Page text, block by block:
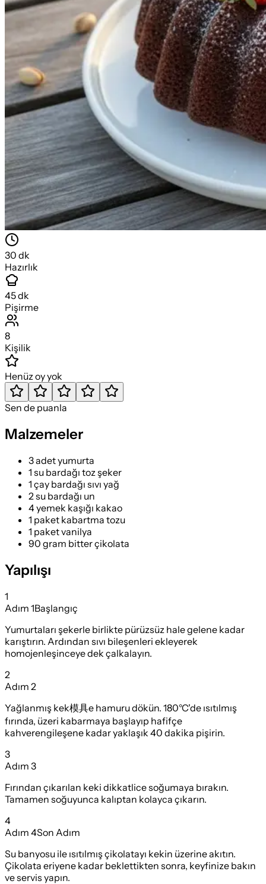
30 dk
Hazırlık
45dk
Pişirme
8
Kişilik
Henüz oy yok
Sen de puanla
Malzemeler
3 adet yumurta
1 su bardağı toz şeker
1 çay bardağı sıvı yağ
2 su bardağı un
4 yemek kaşığı kakao
1 paket kabartma tozu
1 paket vanilya
90 gram bitter çikolata
Yapılışı
1
Adım 1Başlangıç
Yumurtaları şekerle birlikte pürüzsüz hale gelene kadar
karıştırın. Ardından sıvı bileşenleri ekleyerek
homojenleşinceye dek çalkalayın.
2
Adım 2
Yağlanmış kek模具e hamuru dökün. 180°C'de ısıtılmış
fırında, üzeri kabarmaya başlayıp hafifçe
kahverengileşene kadar yaklaşık 40 dakika pişirin.
3
Adım 3
Fırından çıkarılan keki dikkatlice soğumaya bırakın.
Tamamen soğuyunca kalıptan kolayca çıkarın.
4
Adım 4Son Adım
Su banyosu ile ısıtılmış çikolatayı kekin üzerine akıtın.
Çikolata eriyene kadar beklettikten sonra, keyfinize bakın
ve servis yapın.